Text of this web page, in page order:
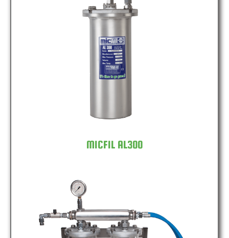
MICFIL AL300
MICFIL AL300